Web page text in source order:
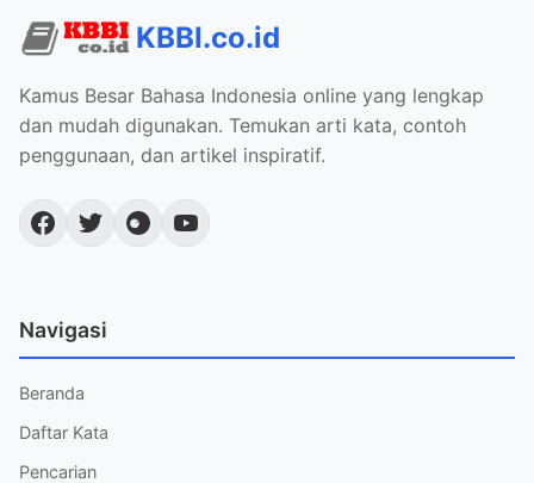
KBBI.co.id
Kamus Besar Bahasa Indonesia online yang lengkap
dan mudah digunakan. Temukan arti kata, contoh
penggunaan, dan artikel inspiratif.
Navigasi
Beranda
Daftar Kata
Pencarian